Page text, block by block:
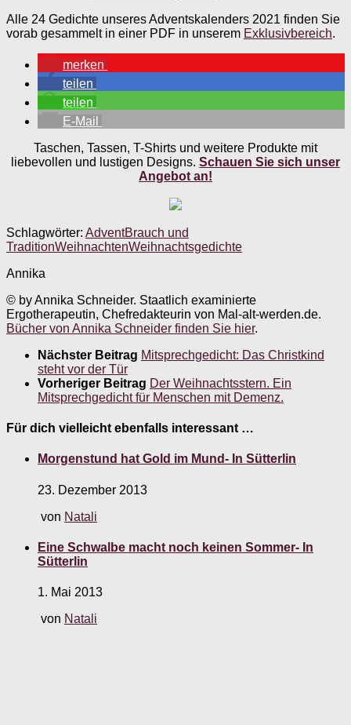
Alle 24 Gedichte unseres Adventskalenders 2021 finden Sie
vorab gesammelt in einer PDF in unserem Exklusivbereich.
merken
teilen
teilen
E-Mail
Taschen, Tassen, T-Shirts und weitere Produkte mit
liebevollen und lustigen Designs. Schauen Sie sich unser
Angebot an!
Schlagwörter: AdventBrauch und
TraditionWeihnachtenWeihnachtsgedichte
Annika
© by Annika Schneider. Staatlich examinierte
Ergotherapeutin, Chefredakteurin von Mal-alt-werden.de.
Bücher von Annika Schneider finden Sie hier.
Nächster Beitrag Mitsprechgedicht: Das Christkind
steht vor der Tür
Vorheriger Beitrag Der Weihnachtsstern. Ein
Mitsprechgedicht für Menschen mit Demenz.
Für dich vielleicht ebenfalls interessant …
Morgenstund hat Gold im Mund- In Sütterlin
23. Dezember 2013
von Natali
Eine Schwalbe macht noch keinen Sommer- In
Sütterlin
1. Mai 2013
von Natali